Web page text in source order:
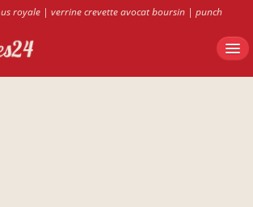
royale| verrine crevette avocat boursin| punch
repas thym ricardo